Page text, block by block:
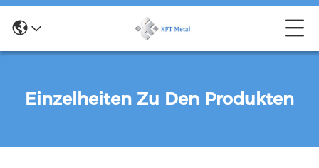
Einzelheiten Zu Den Produkten